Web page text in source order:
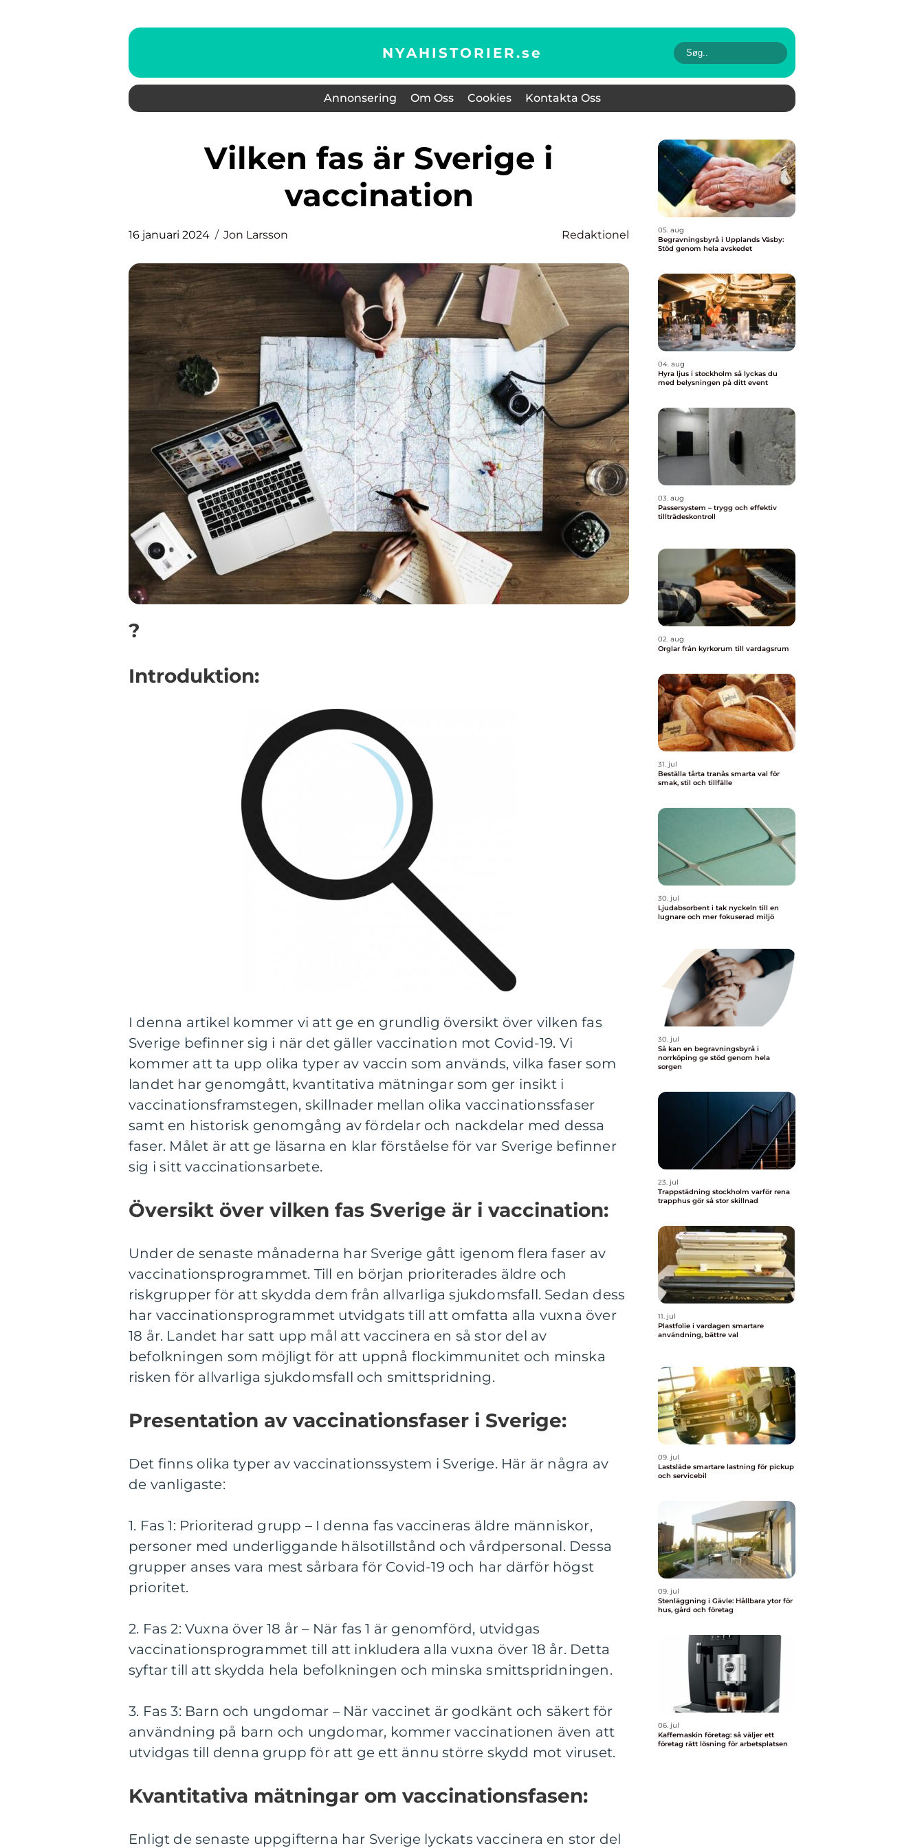
NYAHISTORIER.se
Annonsering Om Oss Cookies Kontakta Oss
Vilken fas är Sverige i
vaccination
16 januari 2024 Jon Larsson Redaktionel
?
Introduktion:
I denna artikel kommer vi att ge en grundlig översikt över vilken fas
Sverige befinner sig i när det gäller vaccination mot Covid-19. Vi
kommer att ta upp olika typer av vaccin som används, vilka faser som
landet har genomgått, kvantitativa mätningar som ger insikt i
vaccinationsframstegen, skillnader mellan olika vaccinationssfaser
samt en historisk genomgång av fördelar och nackdelar med dessa
faser. Målet är att ge läsarna en klar förståelse för var Sverige befinner
sig i sitt vaccinationsarbete.
Översikt över vilken fas Sverige är i vaccination:
Under de senaste månaderna har Sverige gått igenom flera faser av
vaccinationsprogrammet. Till en början prioriterades äldre och
riskgrupper för att skydda dem från allvarliga sjukdomsfall. Sedan dess
har vaccinationsprogrammet utvidgats till att omfatta alla vuxna över
18 år. Landet har satt upp mål att vaccinera en så stor del av
befolkningen som möjligt för att uppnå flockimmunitet och minska
risken för allvarliga sjukdomsfall och smittspridning.
Presentation av vaccinationsfaser i Sverige:
Det finns olika typer av vaccinationssystem i Sverige. Här är några av
de vanligaste:
1. Fas 1: Prioriterad grupp – I denna fas vaccineras äldre människor,
personer med underliggande hälsotillstånd och vårdpersonal. Dessa
grupper anses vara mest sårbara för Covid-19 och har därför högst
prioritet.
2. Fas 2: Vuxna över 18 år – När fas 1 är genomförd, utvidgas
vaccinationsprogrammet till att inkludera alla vuxna över 18 år. Detta
syftar till att skydda hela befolkningen och minska smittspridningen.
3. Fas 3: Barn och ungdomar – När vaccinet är godkänt och säkert för
användning på barn och ungdomar, kommer vaccinationen även att
utvidgas till denna grupp för att ge ett ännu större skydd mot viruset.
Kvantitativa mätningar om vaccinationsfasen:
Enligt de senaste uppgifterna har Sverige lyckats vaccinera en stor del
05. aug
Begravningsbyrå i Upplands Väsby:
Stöd genom hela avskedet
04. aug
Hyra ljus i stockholm så lyckas du
med belysningen på ditt event
03. aug
Passersystem – trygg och effektiv
tillträdeskontroll
02. aug
Orglar från kyrkorum till vardagsrum
31. jul
Beställa tårta tranås smarta val för
smak, stil och tillfälle
30. jul
Ljudabsorbent i tak nyckeln till en
lugnare och mer fokuserad miljö
30. jul
Så kan en begravningsbyrå i
norrköping ge stöd genom hela
sorgen
23. jul
Trappstädning stockholm varför rena
trapphus gör så stor skillnad
11. jul
Plastfolie i vardagen smartare
användning, bättre val
09. jul
Lastsläde smartare lastning för pickup
och servicebil
09. jul
Stenläggning i Gävle: Hållbara ytor för
hus, gård och företag
06. jul
Kaffemaskin företag: så väljer ett
företag rätt lösning för arbetsplatsen